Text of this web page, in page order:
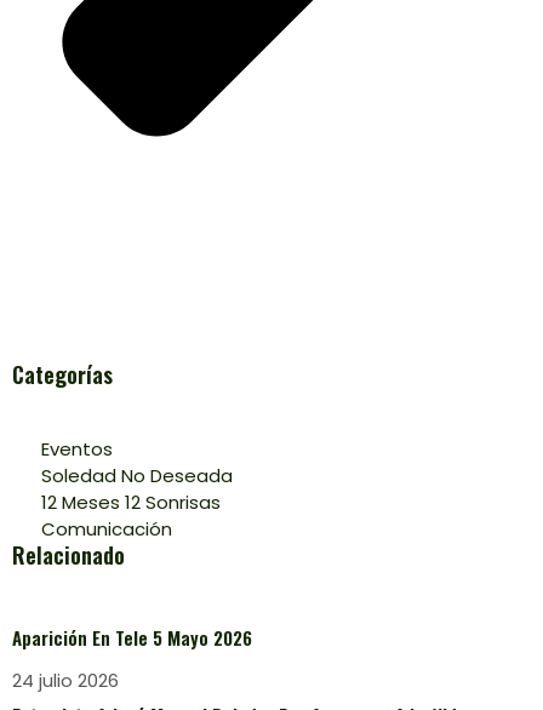
Categorías
Eventos
Soledad No Deseada
12 Meses 12 Sonrisas
Comunicación
Relacionado
Aparición En Tele 5 Mayo 2026
24 julio 2026